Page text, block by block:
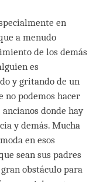
en
a menudo
de los demás
es
y gritando de un
no podemos hacer
donde hay
y demás. Mucha
en esos
sean sus padres
obstáculo para